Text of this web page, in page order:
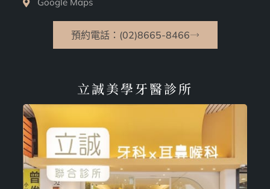
Google Maps
預約電話：(02)8665-8466
立誠美學牙醫診所